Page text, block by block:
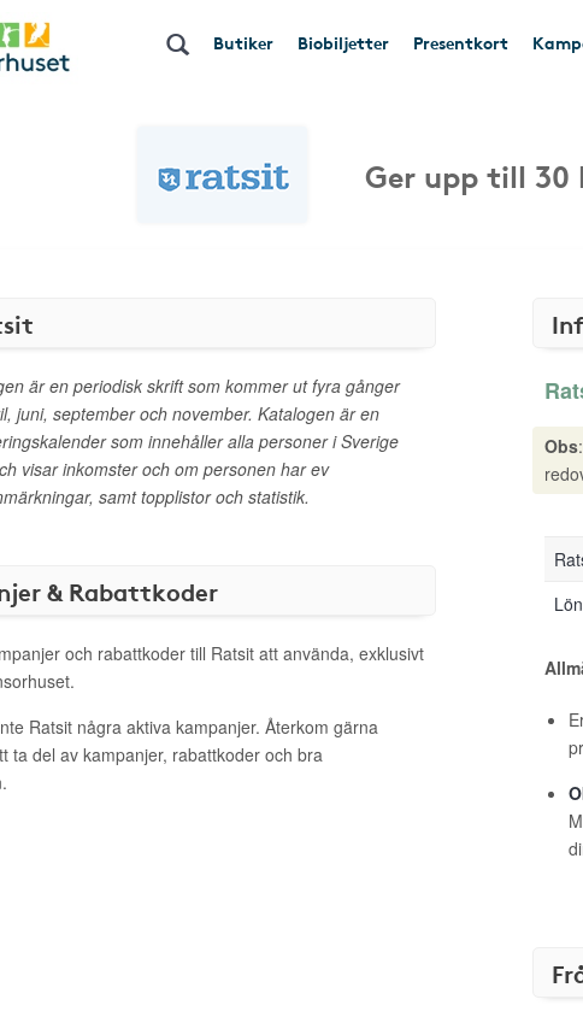
Butiker Biobiljetter Presentkort
Ger upp till 30
är en periodisk skrift som kommer ut fyra gånger
juni, september och november. Katalogen är en
som innehåller alla personer i Sverige
visar inkomster och om personen har ev
samt topplistor och statistik.
& Rabattkoder
och rabattkoder till Ratsit att använda, exklusivt
Ratsit några aktiva kampanjer. Återkom gärna
ta del av kampanjer, rabattkoder och bra
Obs